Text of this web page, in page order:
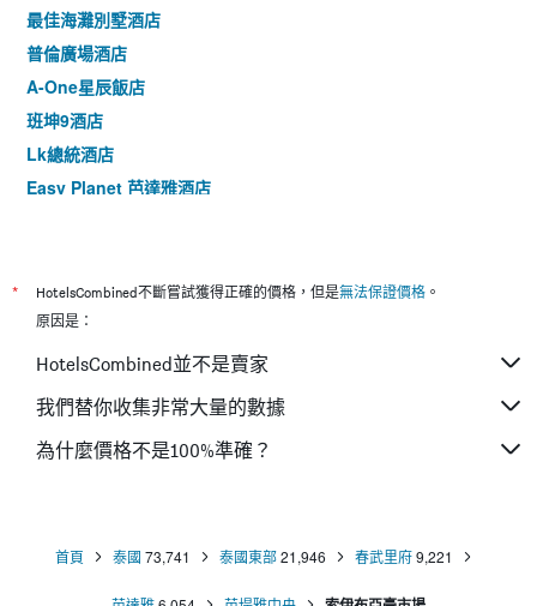
最佳海灘別墅酒店
普倫廣場酒店
A-One星辰飯店
班坤9酒店
Lk總統酒店
Easy Planet 芭達雅酒店
芭提雅宜必思酒店
芭堤雅王朝酒店
芭堤雅藍天酒店
四月套房公寓
芭堤雅三月酒店
* HotelsCombined不斷嘗試獲得正確的價格，但是無法保證價格 。
原因是：
HotelsCombined並不是賣家
我們替你收集非常大量的數據
為什麼價格不是100%準確？
首頁 泰國 73,741 泰國東部21,946 春武里府9,221